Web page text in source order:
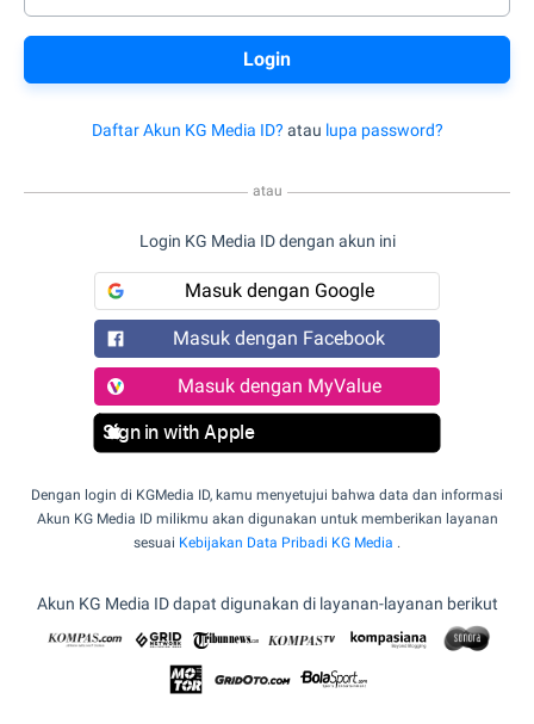
Daftar Akun KG Media ID? atau lupa password?
atau
Login KG Media ID dengan akun ini
Masuk dengan Google
Masuk dengan Facebook
Masuk dengan MyValue
Sign in with Apple
Dengan login di KGMedia ID, kamu menyetujui bahwa data dan informasi
Akun KG Media ID milikmu akan digunakan untuk memberikan layanan
sesuai Kebijakan Data Pribadi KG Media .
Akun KG Media ID dapat digunakan di layanan-layanan berikut